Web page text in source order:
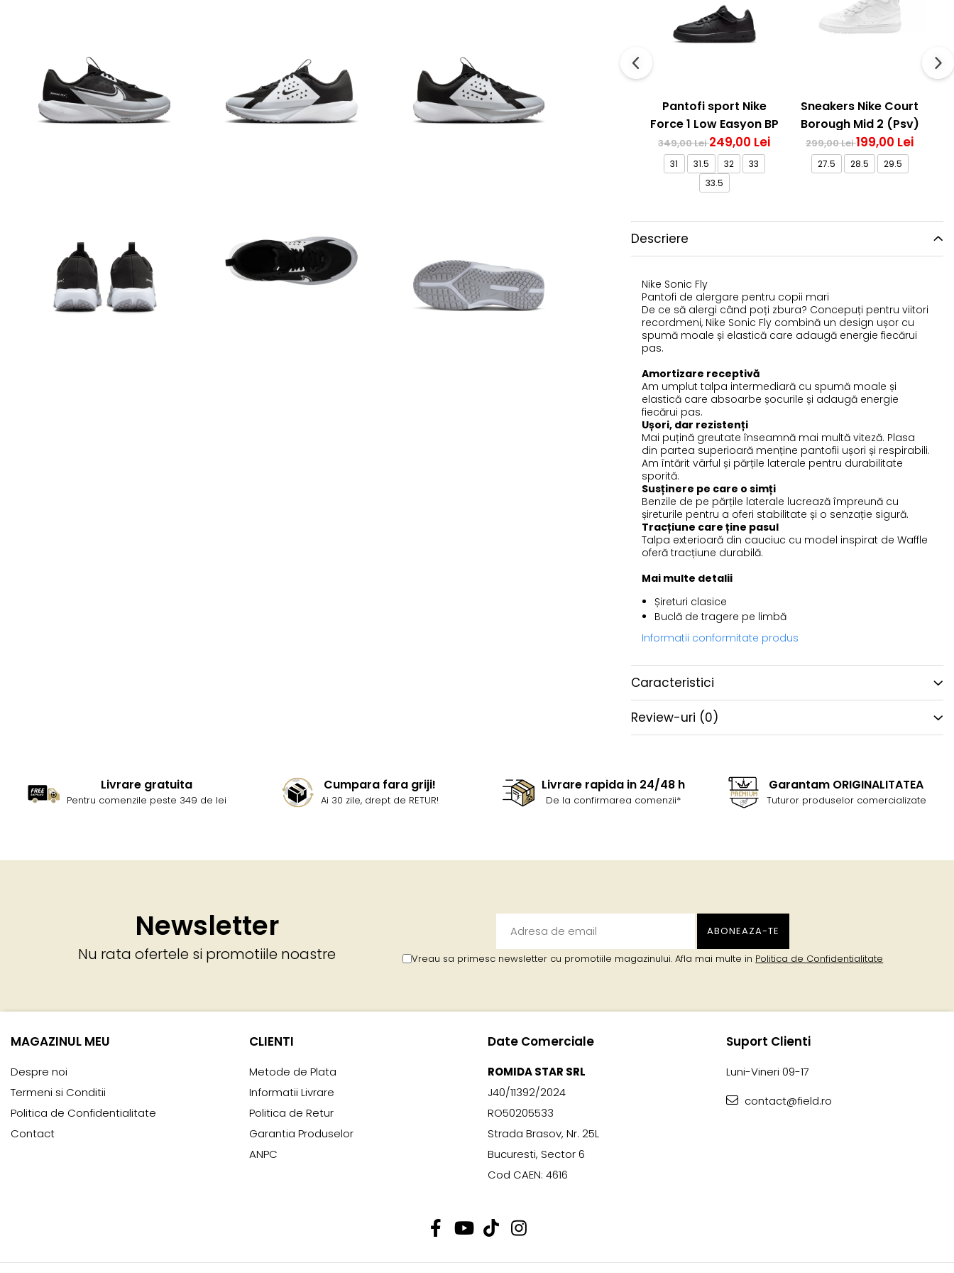
Pantofi sport Nike
Force 1 Low Easyon BP
N
349,00 Lei249,00 Lei
31 31.5 32
33
33.5
Sneakers Nike Court
Borough Mid 2 (Psv)
299,00 Lei199,00 Lei
27.5 28.5 29.5
Descriere
Nike Sonic Fly
Pantofi de alergare pentru copii mari
De ce să alergi când poți zbura? Concepuți pentru viitori
recordmeni, Nike Sonic Fly combină un design ușor cu
spumă moale și elastică care adaugă energie fiecărui
pas.
Amortizare receptivă
Am umplut talpa intermediară cu spumă moale și
elastică care absoarbe șocurile și adaugă energie
fiecărui pas.
Ușori, dar rezistenți
Mai puțină greutate înseamnă mai multă viteză. Plasa
din partea superioară menține pantofii ușori și respirabili.
Am întărit vârful și părțile laterale pentru durabilitate
sporită.
Susținere pe care o simți
Benzile de pe părțile laterale lucrează împreună cu
șireturile pentru a oferi stabilitate și o senzație sigură.
Tracțiune care ține pasul
Talpa exterioară din cauciuc cu model inspirat de Waffle
oferă tracțiune durabilă.
Mai multe detalii
Șireturi clasice
Buclă de tragere pe limbă
Informatii conformitate produs
Caracteristici
Review-uri (0)
Livrare gratuita
Pentru comenzile peste 349 de lei
Cumpara fara griji!
Ai 30 zile, drept de RETUR!
Livrare rapida in 24/48 h
De la confirmarea comenzii*
Garantam ORIGINALITATEA
Tuturor produselor comercializate
Newsletter
Nu rata ofertele si promotiile noastre Vreau sa primesc newsletter cu promotiile magazinului. Afla mai multe in Politica de Confidentialitate
MAGAZINUL MEU
Despre noi
Termeni si Conditii
Politica de Confidentialitate
Contact
CLIENTI
Metode de Plata
Informatii Livrare
Politica de Retur
Garantia Produselor
ANPC
Date Comerciale
ROMIDA STAR SRL
J40/11392/2024
RO50205533
Strada Brasov, Nr. 25L
Bucuresti, Sector 6
Cod CAEN: 4616
Suport Clienti
Luni-Vineri 09-17
contact@field.ro